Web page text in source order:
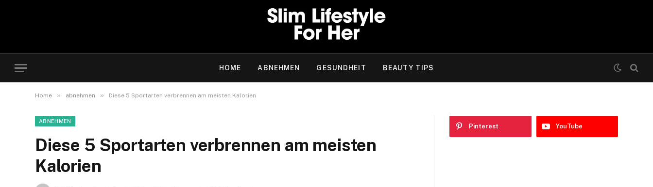
HOME ABNEHMEN GESUNDHEIT BEAUTY TIPS
Home » abnehmen » Diese 5 Sportarten verbrennen am meisten Kalorien
ABNEHMEN
Diese 5 Sportarten verbrennen am meisten
Kalorien
Pinterest YouTube